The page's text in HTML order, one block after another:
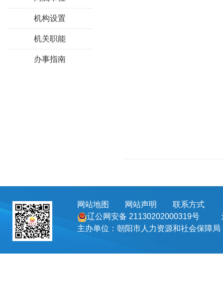
机构设置
机关职能
办事指南
网站地图 网站声明 联系方式
辽公网安备 21130202000319号
主办单位：朝阳市人力资源和